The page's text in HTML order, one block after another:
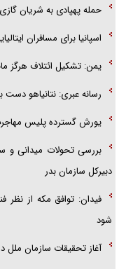
حمله پهپادی به شریان گازی
اسپانیا برای مسافران
یمن: تشکیل ائتلاف هرگز
رسانه عبری: نتانیاهو دست
یورش گسترده پلیس مهاجرت
بررسی تحولات میدانی و
دبیرکل سازمان بدر
شود
آغاز تحقیقات سازمان ملل